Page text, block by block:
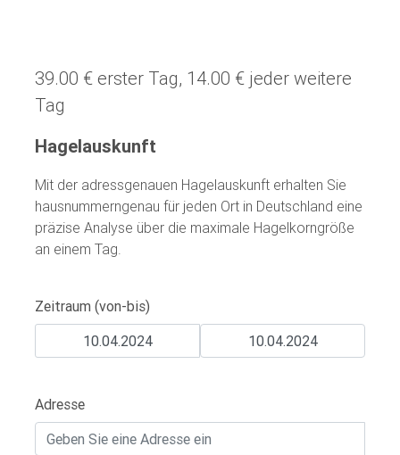
39.00 € erster Tag, 14.00 € jeder weitere
Tag
Hagelauskunft
Mit der adressgenauen Hagelauskunft erhalten Sie
hausnummerngenau für jeden Ort in Deutschland eine
präzise Analyse über die maximale Hagelkorngröße
an einem Tag.
Zeitraum (von-bis)
Adresse